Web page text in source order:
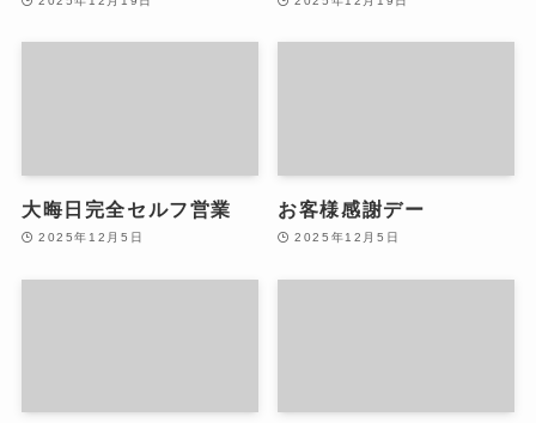
大晦日完全セルフ営業
2025年12月5日
お客様感謝デー
2025年12月5日